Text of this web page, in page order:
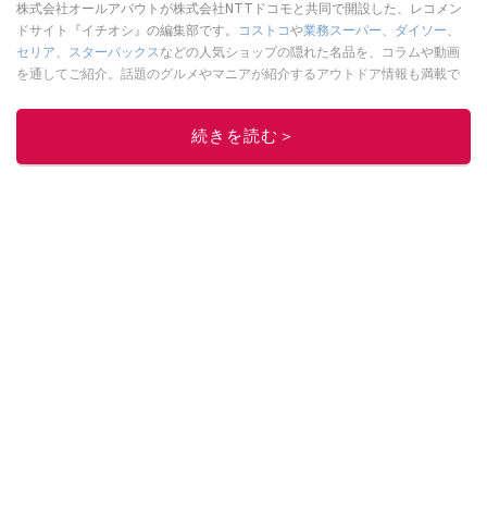
株式会社オールアバウトが株式会社NTTドコモと共同で開設した、レコメン
ドサイト『イチオシ』の編集部です。
コストコや業務スーパー、 ダイソー、
セリア、 スターバックスなどの人気ショップの隠れた名品を、コラムや動画
を通してご紹介。話題のグルメやマニアが紹介するアウトドア情報も満載で
レビューしています。毎日トレンド情報をお届けしているので、ぜひ
してください！続きを読む＞